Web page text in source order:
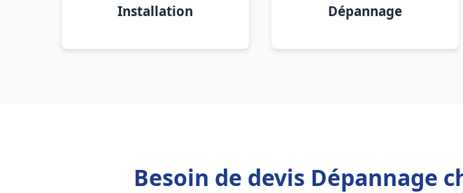
Installation Dépannage
Besoin de devis Dépannage